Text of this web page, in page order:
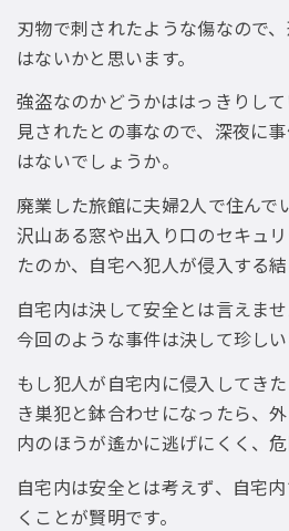
刃物で刺されたような傷なので
はないかと思います。
強盗なのかどうかははっきりし
見されたとの事なので、深夜に
はないでしょうか。
廃業した旅館に夫婦2人で住んで
沢山ある窓や出入り口のセキュ
たのか、自宅へ犯人が侵入する
自宅内は決して安全とは言えま
今回のような事件は決して珍し
もし犯人が自宅内に侵入してき
き巣犯と鉢合わせになったら、
内のほうが遙かに逃げにくく、危
自宅内は安全とは考えず、自宅
くことが賢明です。